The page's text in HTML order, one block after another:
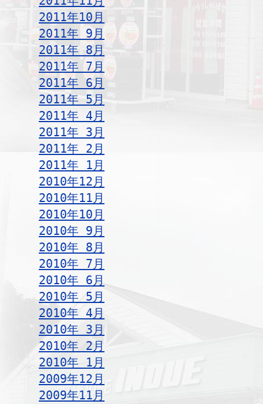
2011年10月
2011年 9月
2011年 8月
2011年 7月
2011年 6月
2011年 5月
2011年 4月
2011年 3月
2011年 2月
2011年 1月
2010年12月
2010年11月
2010年10月
2010年 9月
2010年 8月
2010年 7月
2010年 6月
2010年 5月
2010年 4月
2010年 3月
2010年 2月
2010年 1月
2009年12月
2009年11月